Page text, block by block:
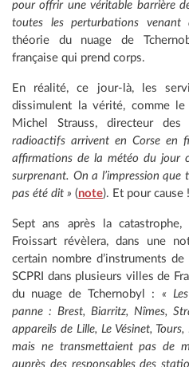
pour offrir une véritable barrière
toutes les perturbations venant
théorie du nuage de
française qui prend corps.
En réalité, ce jour-là, les
dissimulent la vérité, comme
Michel Strauss, directeur
radioactifs arrivent en Corse en
affirmations de la météo du jour
surprenant. On a l’impression
pas été dit » (note). Et pour cause !
Sept ans après la catastrophe,
Froissart révèlera, dans une
certain nombre d’instruments
SCPRI dans plusieurs villes de
du nuage de Tchernobyl : «
panne : Brest, Biarritz, Nîmes,
appareils de Lille, Le Vésinet,
mais ne transmettaient pas de
auprès des responsables des